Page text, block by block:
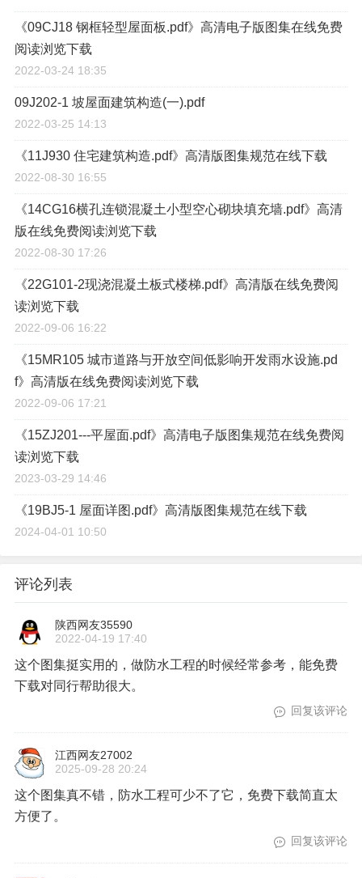
《09CJ18 钢框轻型屋面板.pdf》高清电子版图集在线免费
阅读浏览下载
2022-03-24 18:35
09J202-1 坡屋面建筑构造(一).pdf
2022-03-25 14:13
《11J930 住宅建筑构造.pdf》高清版图集规范在线下载
2022-08-30 16:55
《14CG16横孔连锁混凝土小型空心砌块填充墙.pdf》高清
版在线免费阅读浏览下载
2022-08-30 17:26
《22G101-2现浇混凝土板式楼梯.pdf》高清版在线免费阅
读浏览下载
2022-09-06 16:22
《15MR105 城市道路与开放空间低影响开发雨水设施.pd
f》高清版在线免费阅读浏览下载
2022-09-06 17:21
《15ZJ201---平屋面.pdf》高清电子版图集规范在线免费阅
读浏览下载
2023-03-29 14:46
《19BJ5-1 屋面详图.pdf》高清版图集规范在线下载
2024-04-01 10:50
评论列表
陕西网友35590
2022-04-19 17:40
这个图集挺实用的，做防水工程的时候经常参考，能免费
下载对同行帮助很大。
回复该评论
江西网友27002
2025-09-28 20:24
这个图集真不错，防水工程可少不了它，免费下载简直太
方便了。
回复该评论